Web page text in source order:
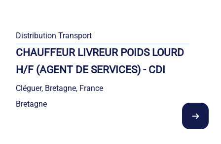
Distribution Transport
CHAUFFEUR LIVREUR POIDS LOURD
H/F (AGENT DE SERVICES) - CDI
Cléguer, Bretagne, France
Bretagne